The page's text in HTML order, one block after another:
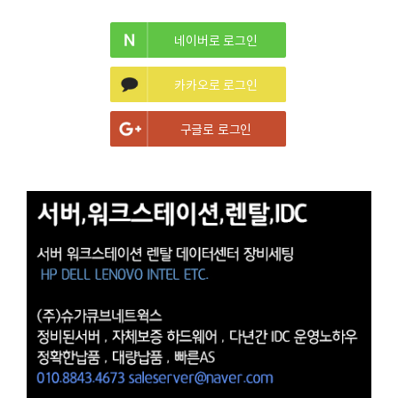
네이버로 로그인
카카오로 로그인
구글로 로그인